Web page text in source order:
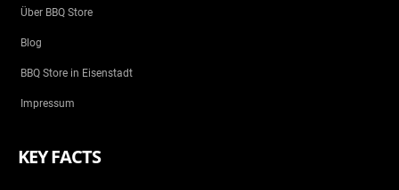
Über BBQ Store
Blog
BBQ Store in Eisenstadt
Impressum
KEY FACTS